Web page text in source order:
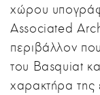
χώρου
Associated
περιβάλλον
του Basquiat
χαρακτήρα της